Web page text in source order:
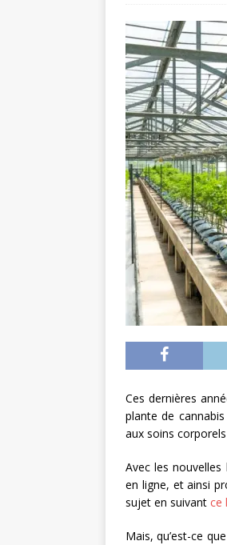
Ces dernières
plante de
aux soins
Avec les
en ligne, et ainsi
sujet en suivant ce
Mais, qu’est-ce